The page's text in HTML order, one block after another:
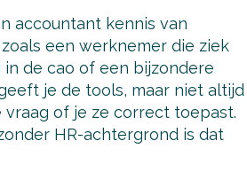
accountant kennis van
een werknemer die ziek
de cao of een bijzondere
je de tools, maar niet altijd
of je ze correct toepast.
HR-achtergrond is dat